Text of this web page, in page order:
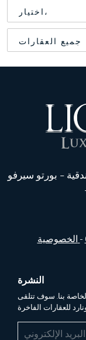
- بورتو سيرفو
-
النشرة
بنا. سوف تتلقى